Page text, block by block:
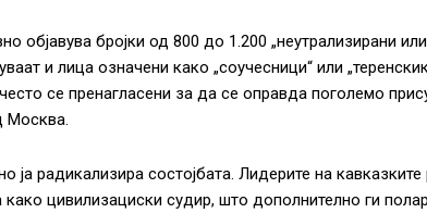
објавува бројки од 800 до 1.200 „неутрализирани
и лица означени како „соучесници“ или
се пренагласени за да се оправда поголемо
Москва.
ја радикализира состојбата. Лидерите на
како цивилизациски судир, што дополнително ги